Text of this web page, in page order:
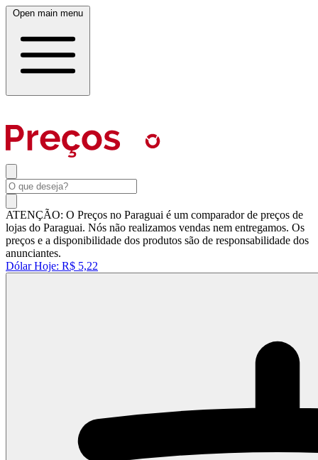
Open main menu
ATENÇÃO: O Preços no Paraguai é um comparador de preços de
lojas do Paraguai. Nós não realizamos vendas nem entregamos. Os
preços e a disponibilidade dos produtos são de responsabilidade dos
anunciantes.
Dólar Hoje: R$ 5,22